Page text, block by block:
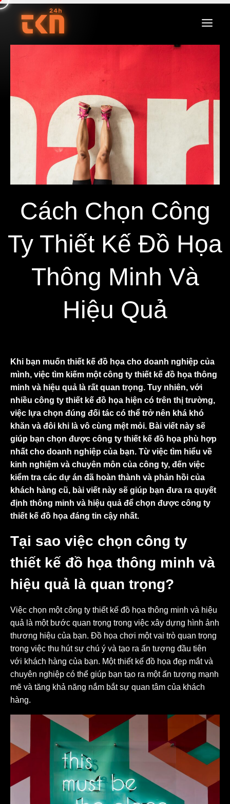
Cách Chọn Công
Ty Thiết Kế Đồ Họa
Thông Minh Và
Hiệu Quả
Khi bạn muốn thiết kế đồ họa cho doanh nghiệp của
mình, việc tìm kiếm một công ty thiết kế đồ họa thông
minh và hiệu quả là rất quan trọng. Tuy nhiên, với
nhiều công ty thiết kế đồ họa hiện có trên thị trường,
việc lựa chọn đúng đối tác có thể trở nên khá khó
khăn và đôi khi là vô cùng mệt mỏi. Bài viết này sẽ
giúp bạn chọn được công ty thiết kế đồ họa phù hợp
nhất cho doanh nghiệp của bạn. Từ việc tìm hiểu về
kinh nghiệm và chuyên môn của công ty, đến việc
kiểm tra các dự án đã hoàn thành và phản hồi của
khách hàng cũ, bài viết này sẽ giúp bạn đưa ra quyết
định thông minh và hiệu quả để chọn được công ty
thiết kế đồ họa đáng tin cậy nhất.
Tại sao việc chọn công ty
thiết kế đồ họa thông minh và
hiệu quả là quan trọng?
Việc chọn một công ty thiết kế đồ họa thông minh và hiệu
quả là một bước quan trọng trong việc xây dựng hình ảnh
thương hiệu của bạn. Đồ họa chơi một vai trò quan trọng
trong việc thu hút sự chú ý và tạo ra ấn tượng đầu tiên
với khách hàng của bạn. Một thiết kế đồ họa đẹp mắt và
chuyên nghiệp có thể giúp bạn tạo ra một ấn tượng mạnh
mẽ và tăng khả năng nắm bắt sự quan tâm của khách
hàng.